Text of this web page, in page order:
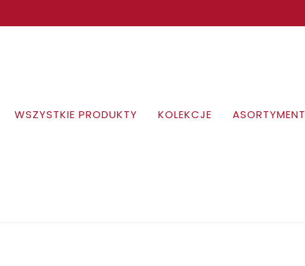
WSZYSTKIE PRODUKTY KOLEKCJE ASORTYMENT